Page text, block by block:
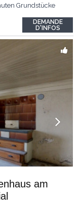
Grundstücke
Grundstück
ist aktuell mit
DEMANDE
D'INFOS
am